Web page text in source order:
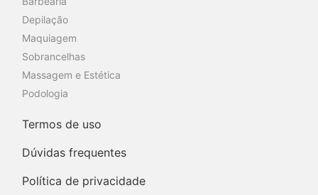
Depilação
Maquiagem
Sobrancelhas
Massagem e Estética
Podologia
Termos de uso
Dúvidas frequentes
Política de privacidade